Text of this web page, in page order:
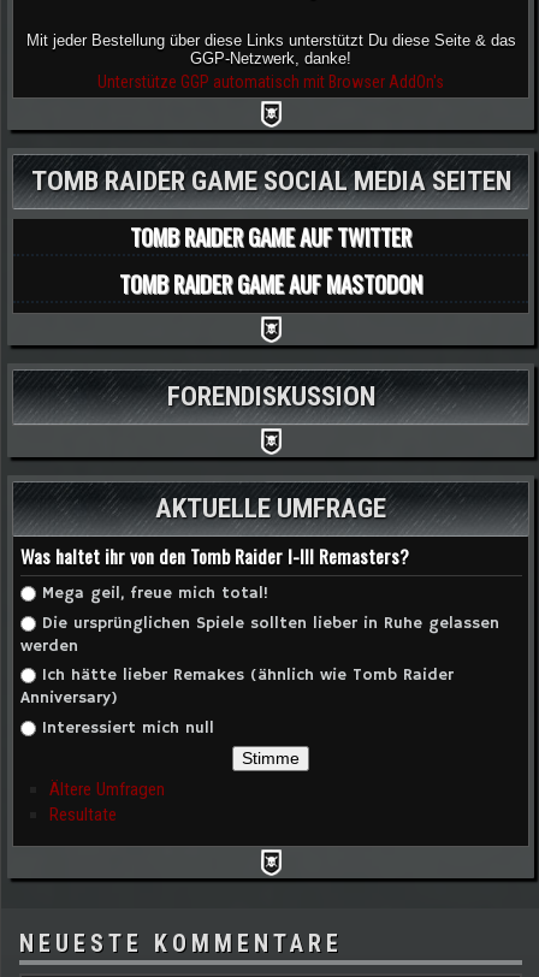
Mit jeder Bestellung über diese Links unterstützt Du diese Seite & das
GGP-Netzwerk, danke!
Unterstütze GGP automatisch mit Browser AddOn's
TOMB RAIDER GAME SOCIAL MEDIA SEITEN
TOMB RAIDER GAME AUF TWITTER
TOMB RAIDER GAME AUF MASTODON
FORENDISKUSSION
AKTUELLE UMFRAGE
Was haltet ihr von den Tomb Raider I-III Remasters?
Auswahlmöglichkeiten
Mega geil, freue mich total!
Die ursprünglichen Spiele sollten lieber in Ruhe gelassen
werden
Ich hätte lieber Remakes (ähnlich wie Tomb Raider
Anniversary)
Interessiert mich null
Ältere Umfragen
Resultate
NEUESTE KOMMENTARE